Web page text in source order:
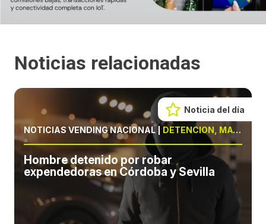
Noticias relacionadas
NOTICIAS VENDING NACIONAL| DETENCIÓN, MÁQUINAS
Hombre detenido por robar
expendedoras en Córdoba y Sevilla
Noticia del día